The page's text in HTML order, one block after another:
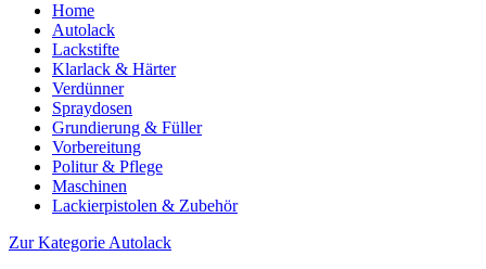
Home
Autolack
Lackstifte
Klarlack & Härter
Verdünner
Spraydosen
Grundierung & Füller
Vorbereitung
Politur & Pflege
Maschinen
Lackierpistolen & Zubehör
Zur Kategorie Autolack